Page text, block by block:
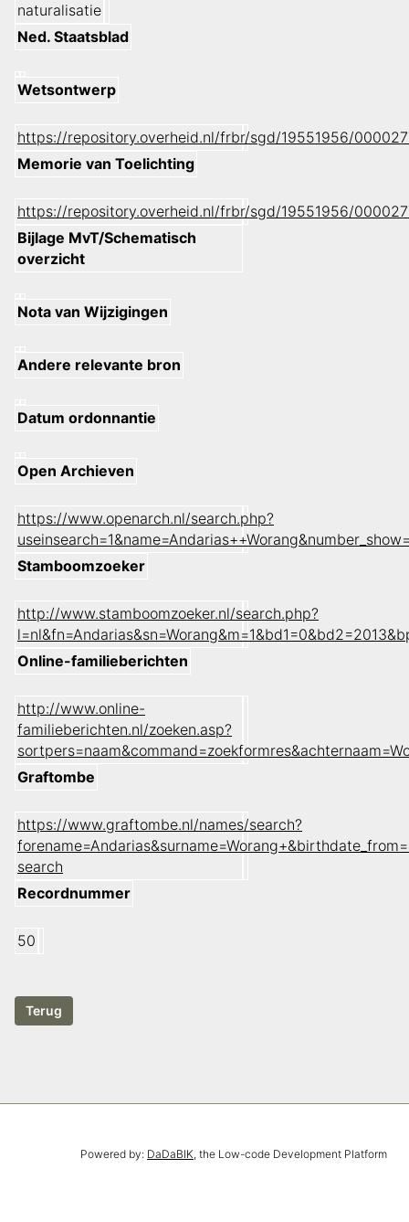
naturalisatie
Ned. Staatsblad
Wetsontwerp
https://repository.overheid.nl/frbr/sgd/19551956/
Memorie van Toelichting
https://repository.overheid.nl/frbr/sgd/19551956/
Bijlage MvT/Schematisch
overzicht
Nota van Wijzigingen
Andere relevante bron
Datum ordonnantie
Open Archieven
https://www.openarch.nl/search.php?
Stamboomzoeker
http://www.stamboomzoeker.nl/search.php?
Online-familieberichten
http://www.online-
familieberichten.nl/zoeken.asp?
Graftombe
https://www.graftombe.nl/names/search?
search
Recordnummer
50
Powered by: DaDaBIK, the Low-code Development Platform